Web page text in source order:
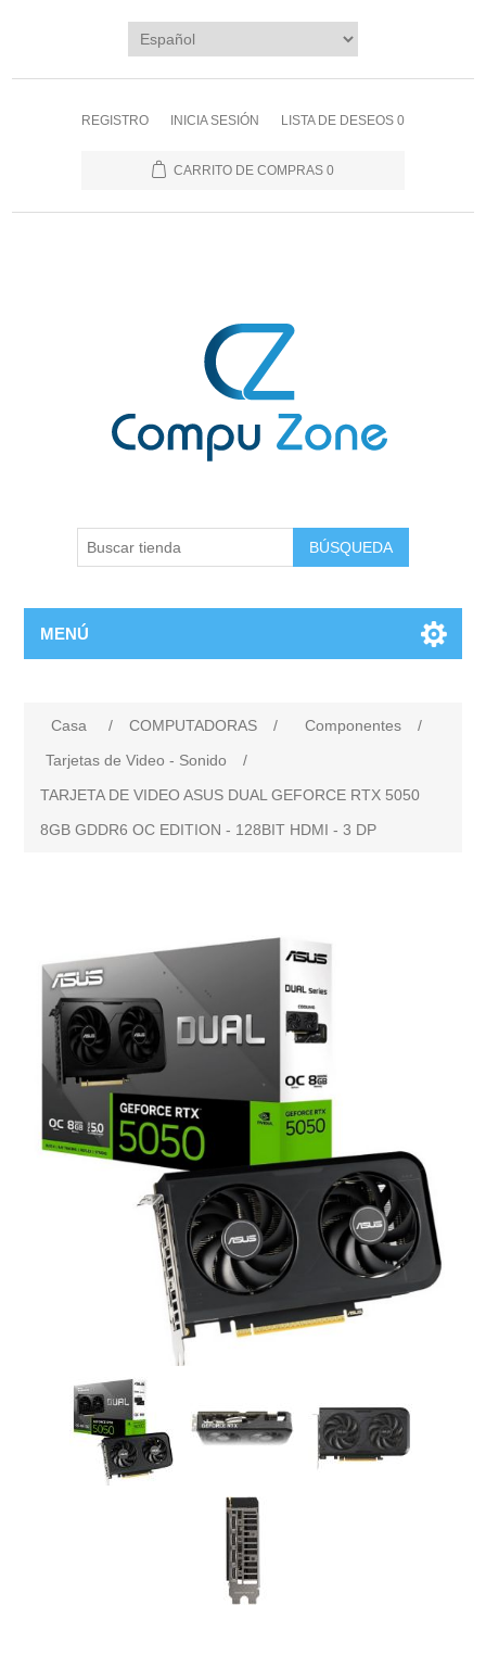
REGISTRO INICIA SESIÓN LISTA DE DESEOS 0
CARRITO DE COMPRAS 0
BÚSQUEDA
MENÚ
Casa / COMPUTADORAS / Componentes
/
Tarjetas de Video - Sonido
/
TARJETA DE VIDEO ASUS DUAL GEFORCE RTX 5050
8GB GDDR6 OC EDITION - 128BIT HDMI - 3 DP